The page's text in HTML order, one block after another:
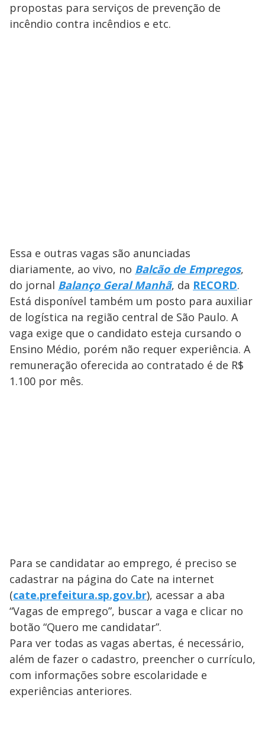
propostas para serviços de prevenção de
incêndio contra incêndios e etc.
Essa e outras vagas são anunciadas
diariamente, ao vivo, no Balcão de Empregos,
do jornal Balanço Geral Manhã, da RECORD.
Está disponível também um posto para auxiliar
de logística na região central de São Paulo. A
vaga exige que o candidato esteja cursando o
Ensino Médio, porém não requer experiência. A
remuneração oferecida ao contratado é de R$
1.100 por mês.
Para se candidatar ao emprego, é preciso se
cadastrar na página do Cate na internet
(cate.prefeitura.sp.gov.br), acessar a aba
“Vagas de emprego”, buscar a vaga e clicar no
botão “Quero me candidatar”.
Para ver todas as vagas abertas, é necessário,
além de fazer o cadastro, preencher o currículo,
com informações sobre escolaridade e
experiências anteriores.